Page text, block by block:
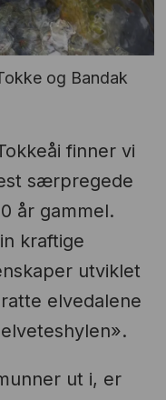
og Bandak
finner vi
særpregede
år gammel.
kraftige
utviklet
elvedalene
ut i, er